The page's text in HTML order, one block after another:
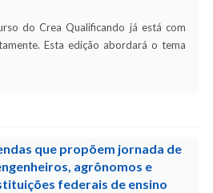
do Crea Qualificando já está com
Esta edição abordará o tema
que propõem jornada de
agrônomos e
federais de ensino